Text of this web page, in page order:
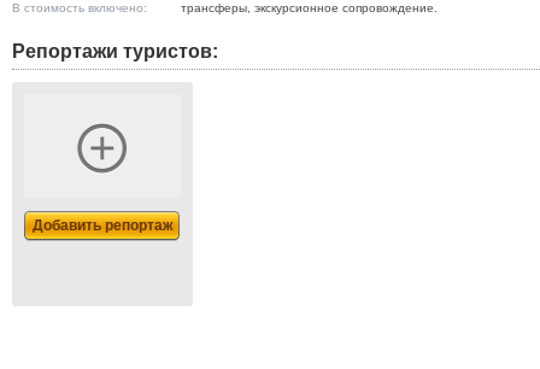
В стоимость включено: трансферы, экскурсионное сопровождение.
Репортажи туристов:
Добавить репортаж